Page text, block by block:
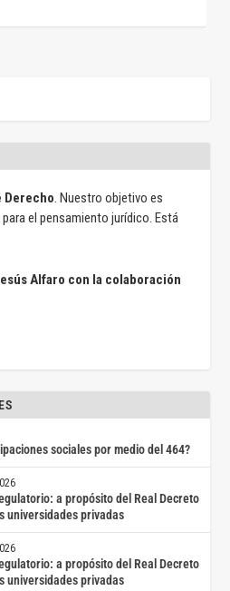
Derecho. Nuestro objetivo es
el pensamiento jurídico. Está
Alfaro con la colaboración
sociales por medio del 464?
a propósito del Real Decreto
universidades privadas
a propósito del Real Decreto
universidades privadas